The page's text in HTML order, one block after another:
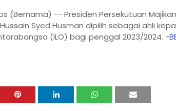
(Bernama) -- Presiden Persekutuan
Hussain Syed Husman dipilih sebagai ahli
(ILO) bagi penggal 2023/2024. -